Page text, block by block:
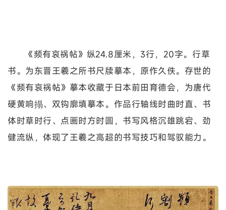
《频有哀祸帖》纵24.8厘米，3行，20字。行草
书。为东晋王羲之所书尺牍摹本，原作久佚。存世的
《频有哀祸帖》摹本收藏于日本前田育德会，为唐代
硬黄响搨、双钩廓填摹本。作品行轴线时曲时直、书
体时草时行、点画时方时圆，书写风格沉雄跳宕、劲
健流纵，体现了王羲之高超的书写技巧和驾驭能力。